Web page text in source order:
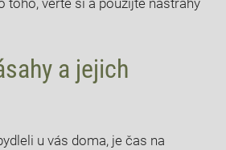
a jejich
u vás‍ doma, je čas na